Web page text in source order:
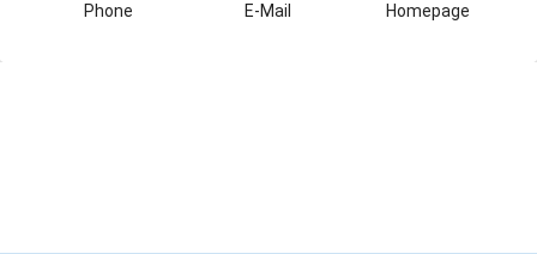
Phone E-Mail Homepage